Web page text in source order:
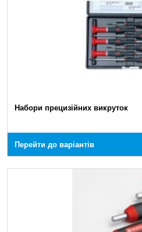
Набори прецизійних викруток
Перейти до варіантів